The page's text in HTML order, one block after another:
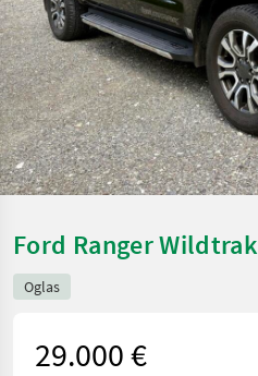
Ford Ranger Wildtrak
Oglas
29.000 €